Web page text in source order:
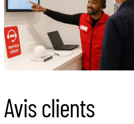
Avis clients